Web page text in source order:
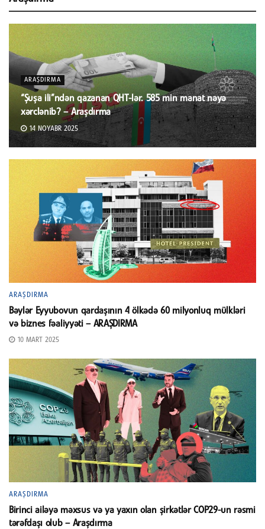
ARAŞDIRMA
“Şuşa ili”ndən qazanan QHT-lər. 585 min manat nəyə
xərclənib? – Araşdırma
14 NOYABR 2025
ARAŞDIRMA
Bəylər Eyyubovun qardaşının 4 ölkədə 60 milyonluq mülkləri
və biznes fəaliyyəti – ARAŞDIRMA
10 MART 2025
ARAŞDIRMA
Birinci ailəyə məxsus və ya yaxın olan şirkətlər COP29-un rəsmi
tərəfdaşı olub – Araşdırma